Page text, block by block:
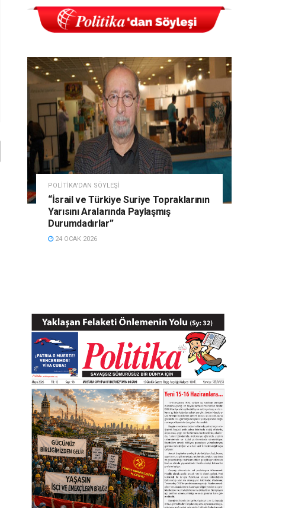
POLITIKA'DAN SÖYLEŞI
“İsrail ve Türkiye Suriye Topraklarının
Yarısını Aralarında Paylaşmış
Durumdadırlar”
24 OCAK 2026